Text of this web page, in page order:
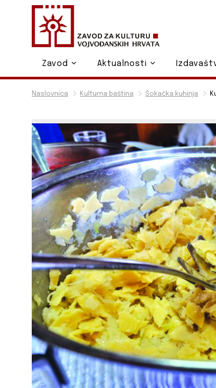
Naslovnica Kulturna baština Šokačka kuhinja
Zavod Aktualnosti